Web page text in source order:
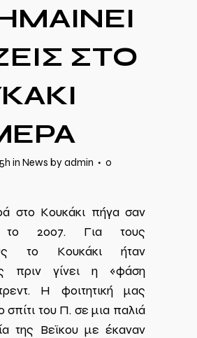
ΣΤΟ
in News byadmin
0
στο Κουκάκι πήγα σαν
το 2007. Για τους
το Κουκάκι ήταν
πριν γίνει η «φάση
Η φοιτητική μας
σπίτι του Π. σε μια παλιά
της Βεϊκου με έκαναν